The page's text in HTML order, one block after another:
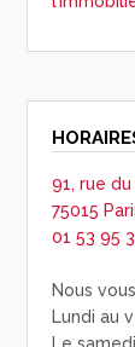
91, rue
75015
01 53 95
Nous
Lundi au